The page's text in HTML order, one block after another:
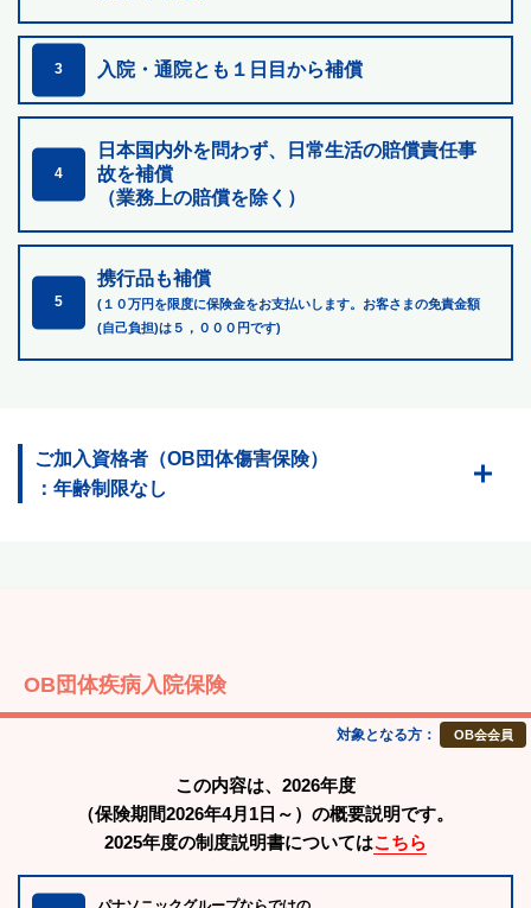
3 入院・通院とも１日目から補償
4
日本国内外を問わず、日常生活の賠償責任事
故を補償
（業務上の賠償を除く）
5
携行品も補償
(１０万円を限度に保険金をお支払いします。お客さまの免責金額
(自己負担)は５，０００円です)
ご加入資格者（OB団体傷害保険）
：年齢制限なし
OB団体疾病入院保険
対象となる方： OB会会員
この内容は、2026年度
（保険期間2026年4月1日～）の概要説明です。
2025年度の制度説明書についてはこちら